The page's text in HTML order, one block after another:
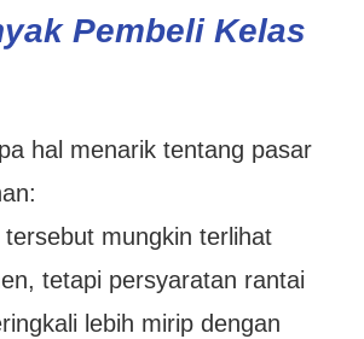
Pembeli Kelas
hal menarik tentang pasar
mungkin terlihat
tetapi persyaratan rantai
lebih mirip dengan